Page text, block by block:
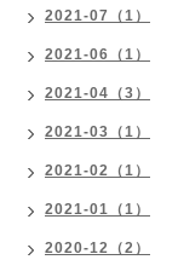
2021-07（1）
2021-06（1）
2021-04（3）
2021-03（1）
2021-02（1）
2021-01（1）
2020-12（2）